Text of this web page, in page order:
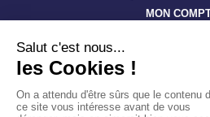
MON
Suivez toute l’actualité à